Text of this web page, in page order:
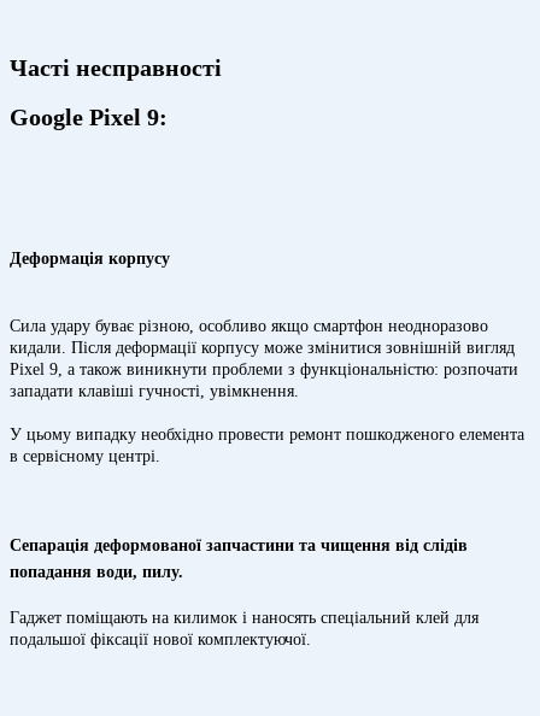
Часті несправності
Google Pixel 9:
Деформація корпусу
Сила удару буває різною, особливо якщо смартфон неодноразово
кидали. Після деформації корпусу може змінитися зовнішній вигляд
Pixel 9, а також виникнути проблеми з функціональністю: розпочати
западати клавіші гучності, увімкнення.
У цьому випадку необхідно провести ремонт пошкодженого елемента
в сервісному центрі.
Сепарація деформованої запчастини та чищення від слідів
попадання води, пилу.
Гаджет поміщають на килимок і наносять спеціальний клей для
подальшої фіксації нової комплектуючої.